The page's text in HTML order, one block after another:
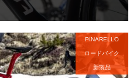
PINARELLO
ロードバイク
新製品